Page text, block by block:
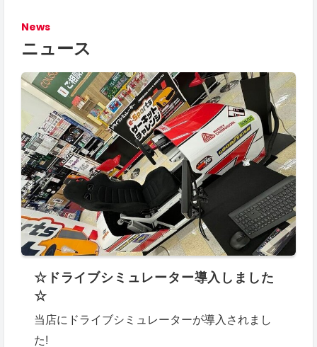
News
ニュース
☆ドライブシミュレーター導入しました
☆
当店にドライブシミュレーターが導入されまし
た!